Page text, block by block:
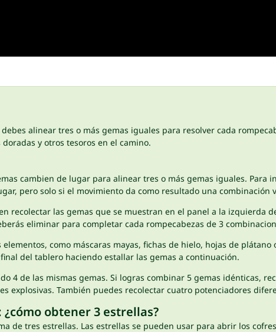
alinear tres o más gemas iguales para resolver cada
y otros tesoros en el camino.
cambien de lugar para alinear tres o más gemas iguales. Para
pero solo si el movimiento da como resultado una combinación
recolectar las gemas que se muestran en el panel a la izquierda
eliminar para completar cada rompecabezas de 3
como máscaras mayas, fichas de hielo, hojas de
del tablero haciendo estallar las gemas a continuación.
4 de las mismas gemas. Si logras combinar 5 gemas idénticas,
explosivas. También puedes recolectar cuatro potenciadores
obtener 3 estrellas?
de tres estrellas. Las estrellas se pueden usar para abrir los